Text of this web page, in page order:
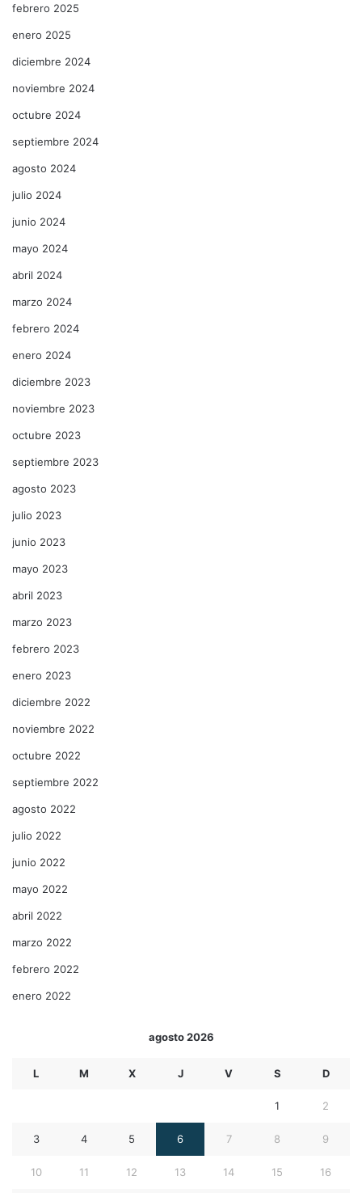
febrero 2025
enero 2025
diciembre 2024
noviembre 2024
octubre 2024
septiembre 2024
agosto 2024
julio 2024
junio 2024
mayo 2024
abril 2024
marzo 2024
febrero 2024
enero 2024
diciembre 2023
noviembre 2023
octubre 2023
septiembre 2023
agosto 2023
julio 2023
junio 2023
mayo 2023
abril 2023
marzo 2023
febrero 2023
enero 2023
diciembre 2022
noviembre 2022
octubre 2022
septiembre 2022
agosto 2022
julio 2022
junio 2022
mayo 2022
abril 2022
marzo 2022
febrero 2022
enero 2022
agosto 2026
L M X J V S D
1 2
3 4 5 6 7 8 9
10 11 12 13 14 15 16